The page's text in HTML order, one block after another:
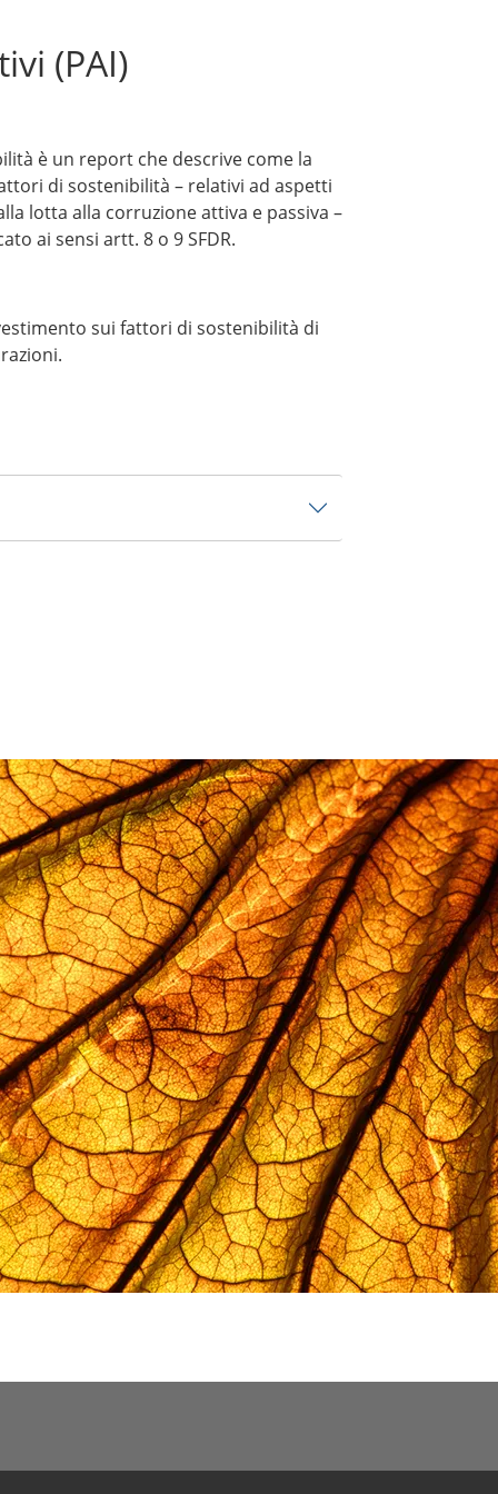
(PAI)
è un report che descrive come la
di sostenibilità – relativi ad aspetti
lotta alla corruzione attiva e passiva –
ai sensi artt. 8 o 9 SFDR.
sui fattori di sostenibilità di